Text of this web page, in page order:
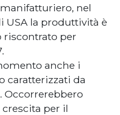
nel
la produttività è
per
anche i
caratterizzati da
Occorrerebbero
per il